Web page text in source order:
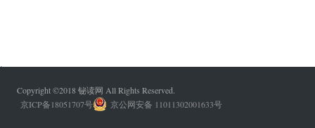
,
Copyright ©2018 铋读网 All Rights Reserved.
京ICP备18051707号
京公网安备 11011302001633号